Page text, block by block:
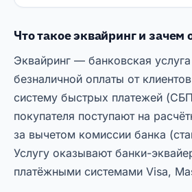
Что такое эквайринг и зачем
Эквайринг — банковская
безналичной оплаты от
систему быстрых платежей
покупателя поступают на
за вычетом комиссии банка
Услугу оказывают банки-
платёжными системами Visa,